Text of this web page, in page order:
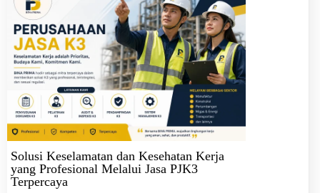
Solusi Keselamatan dan Kesehatan Kerja
yang Profesional Melalui Jasa PJK3
Terpercaya